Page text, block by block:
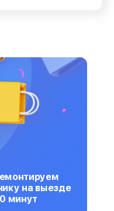
на выезде
минут